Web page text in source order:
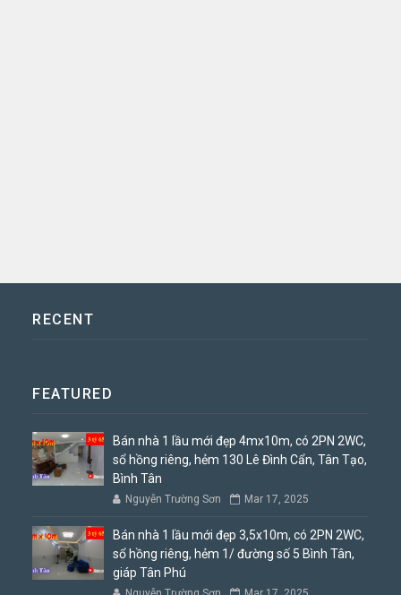
RECENT
FEATURED
Bán nhà 1 lầu mới đẹp 4mx10m, có 2PN 2WC,
sổ hồng riêng, hẻm 130 Lê Đình Cẩn, Tân Tạo,
Bình Tân
Nguyễn Trường Sơn Mar 17, 2025
Bán nhà 1 lầu mới đẹp 3,5x10m, có 2PN 2WC,
sổ hồng riêng, hẻm 1/ đường số 5 Bình Tân,
giáp Tân Phú